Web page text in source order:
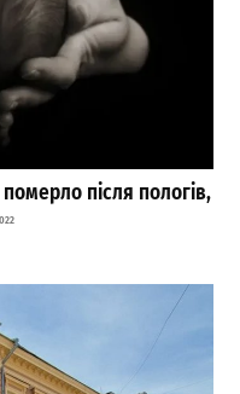
після пологів,